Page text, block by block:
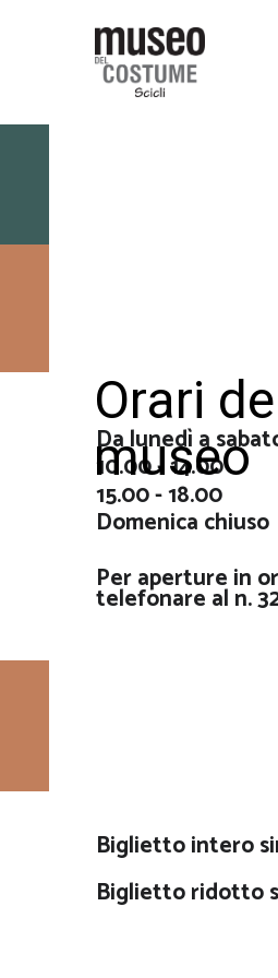
Orari
museo
Da lunedì a
10.00 - 14.00
15.00 - 18.00
Domenica chiuso
Per aperture in
telefonare al n.
Biglietto intero
Biglietto ridotto